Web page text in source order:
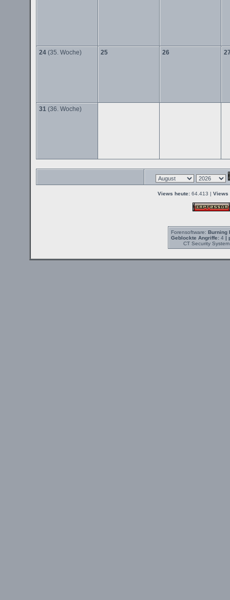
24(35. Woche) 25 26
31(36. Woche)
Views heute: 64.413 | Views
Forensoftware: Burning
Geblockte Angriffe:4 |
CT Security